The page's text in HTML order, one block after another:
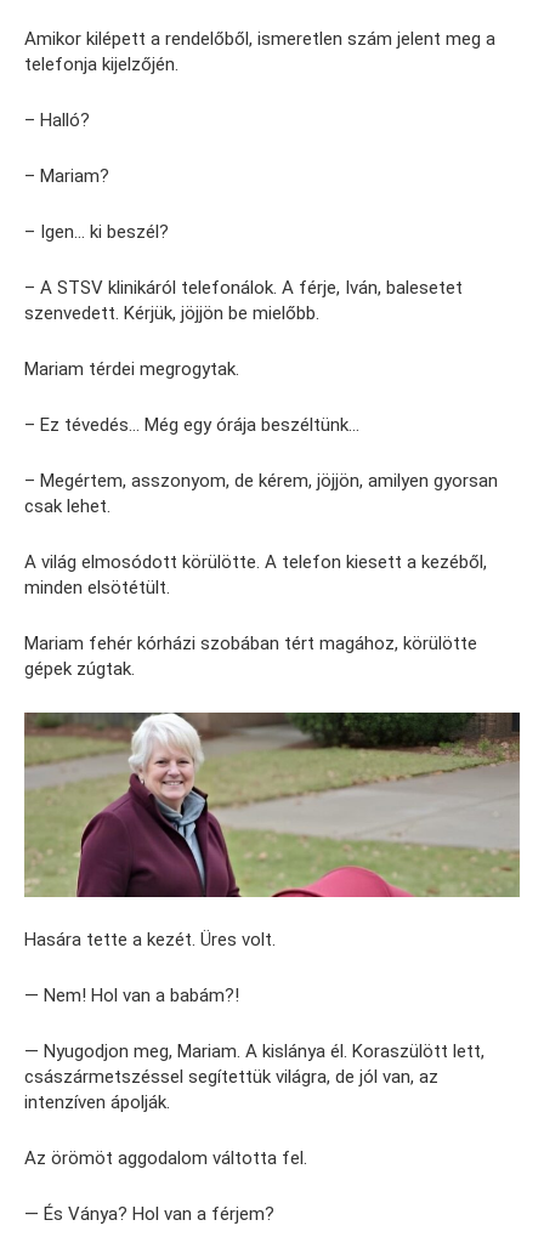
Amikor kilépett a rendelőből, ismeretlen szám jelent meg a
telefonja kijelzőjén.
– Halló?
– Mariam?
– Igen… ki beszél?
– A STSV klinikáról telefonálok. A férje, Iván, balesetet
szenvedett. Kérjük, jöjjön be mielőbb.
Mariam térdei megrogytak.
– Ez tévedés… Még egy órája beszéltünk…
– Megértem, asszonyom, de kérem, jöjjön, amilyen gyorsan
csak lehet.
A világ elmosódott körülötte. A telefon kiesett a kezéből,
minden elsötétült.
Mariam fehér kórházi szobában tért magához, körülötte
gépek zúgtak.
Hasára tette a kezét. Üres volt.
— Nem! Hol van a babám?!
— Nyugodjon meg, Mariam. A kislánya él. Koraszülött lett,
császármetszéssel segítettük világra, de jól van, az
intenzíven ápolják.
Az örömöt aggodalom váltotta fel.
— És Ványa? Hol van a férjem?